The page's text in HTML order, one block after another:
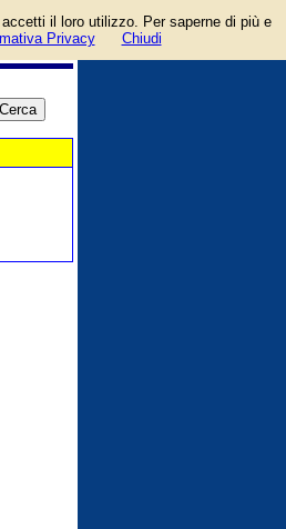
registrati
guida
il loro utilizzo. Per saperne di più e
Privacy Chiudi